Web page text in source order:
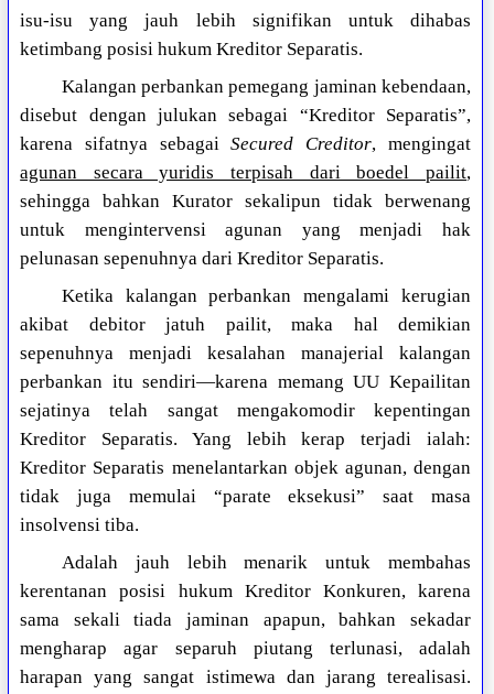
isu-isu yang jauh lebih signifikan untuk dihabas
ketimbang posisi hukum Kreditor Separatis.
Kalangan perbankan pemegang jaminan kebendaan,
disebut dengan julukan sebagai “Kreditor Separatis”,
karena sifatnya sebagaiSecured Creditor, mengingat
agunan secara yuridis terpisah dari boedel pailit,
sehingga bahkan Kurator sekalipun tidak berwenang
untuk mengintervensi agunan yang menjadi hak
pelunasan sepenuhnya dari Kreditor Separatis.
Ketika kalangan perbankan mengalami kerugian
akibat debitor jatuh pailit, maka hal demikian
sepenuhnya menjadi kesalahan manajerial kalangan
perbankan itu sendiri—karena memang UU Kepailitan
sejatinya telah sangat mengakomodir kepentingan
Kreditor Separatis. Yang lebih kerap terjadi ialah:
Kreditor Separatis menelantarkan objek agunan, dengan
tidak juga memulai “parate eksekusi” saat masa
insolvensi tiba.
Adalah jauh lebih menarik untuk membahas
kerentanan posisi hukum Kreditor Konkuren, karena
sama sekali tiada jaminan apapun, bahkan sekadar
mengharap agar separuh piutang terlunasi, adalah
harapan yang sangat istimewa dan jarang terealisasi.